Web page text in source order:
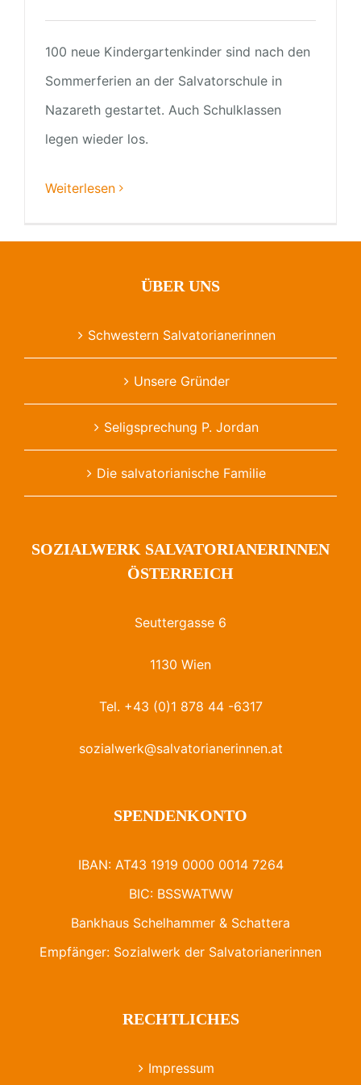
100 neue Kindergartenkinder sind nach den
Sommerferien an der Salvatorschule in
Nazareth gestartet. Auch Schulklassen
legen wieder los.
Weiterlesen
ÜBER UNS
Schwestern Salvatorianerinnen
Unsere Gründer
Seligsprechung P. Jordan
Die salvatorianische Familie
SOZIALWERK SALVATORIANERINNEN
ÖSTERREICH
Seuttergasse 6
1130 Wien
Tel. +43 (0)1 878 44 -6317
sozialwerk@salvatorianerinnen.at
SPENDENKONTO
IBAN: AT43 1919 0000 0014 7264
BIC: BSSWATWW
Bankhaus Schelhammer & Schattera
Empfänger: Sozialwerk der Salvatorianerinnen
RECHTLICHES
Impressum